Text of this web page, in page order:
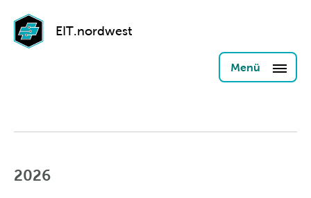
EIT.nordwest
Menü
2026